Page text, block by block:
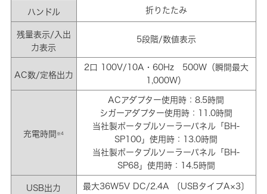
ハンドル 折りたたみ
残量表示/入出
力表示
5段階/数値表示
AC数/定格出力
2口 100V/10A・60Hz 500W（瞬間最大
1,000W）
充電時間 ※4
ACアダプター使用時：8.5時間
シガーアダプター使用時：11.0時間
当社製ポータブルソーラーパネル「BH-
SP100」使用時：13.0時間
当社製ポータブルソーラーパネル「BH-
SP68」使用時：14.5時間
USB出力 最大36W5V DC/2.4A 〔USBタイプA×3〕